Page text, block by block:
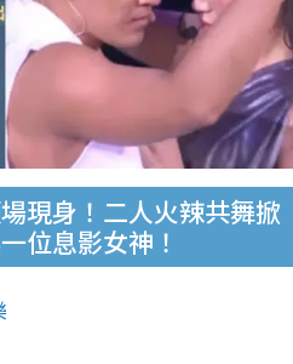
現身！二人火辣共舞掀
位息影女神！